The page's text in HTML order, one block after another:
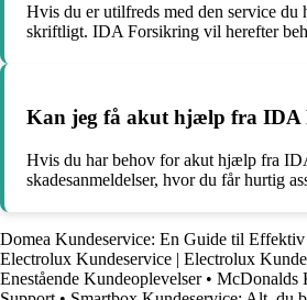
Hvis du er utilfreds med den service du
skriftligt. IDA Forsikring vil herefter
Kan jeg få akut hjælp fra IDA
Hvis du har behov for akut hjælp fra
skadesanmeldelser, hvor du får hurtig
Domea Kundeservice: En Guide til
Electrolux Kundeservice | Electrolux
Enestående Kundeoplevelser• McDonalds